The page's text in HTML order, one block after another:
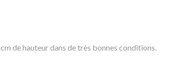
de hauteur dans de très bonnes conditions.